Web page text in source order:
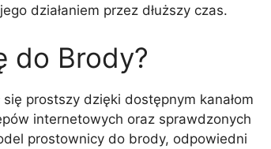
działaniem przez dłuższy czas.
do Brody?
prostszy dzięki dostępnym kanałom
internetowych oraz sprawdzonych
prostownicy do brody, odpowiedni